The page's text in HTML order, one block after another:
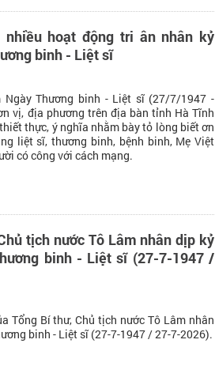
hoạt động tri ân nhân kỷ
binh - Liệt sĩ
Thương binh - Liệt sĩ (27/7/1947 -
vị, địa phương trên địa bàn tỉnh Hà Tĩnh
thực, ý nghĩa nhằm bày tỏ lòng biết ơn
liệt sĩ, thương binh, bệnh binh, Mẹ Việt
có công với cách mạng.
tịch nước Tô Lâm nhân dịp kỷ
binh - Liệt sĩ (27-7-1947 /
Tổng Bí thư, Chủ tịch nước Tô Lâm nhân
binh - Liệt sĩ (27-7-1947 / 27-7-2026).